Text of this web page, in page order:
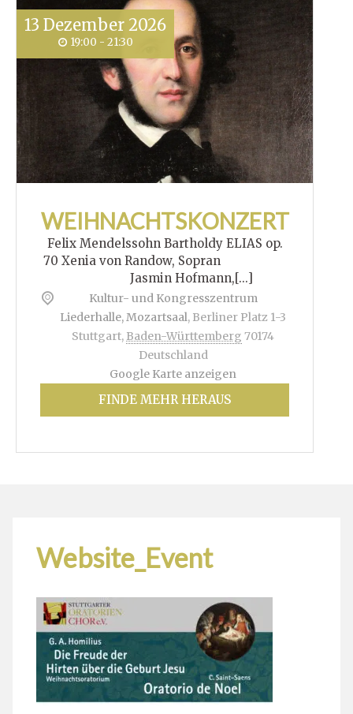
13 Dezember 2026
19:00 - 21:30
WEIHNACHTSKONZERT
Felix Mendelssohn Bartholdy ELIAS op.
70 Xenia von Randow, Sopran
Jasmin Hofmann,[...]
Kultur- und Kongresszentrum
Liederhalle, Mozartsaal, Berliner Platz 1-3
Stuttgart, Baden-Württemberg 70174
Deutschland
Google Karte anzeigen
FINDE MEHR HERAUS
Website_Event